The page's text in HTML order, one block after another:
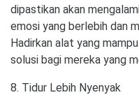
dipastikan akan
emosi yang berlebih dan
Hadirkan alat yang
solusi bagi mereka yang
8. Tidur Lebih Nyenyak